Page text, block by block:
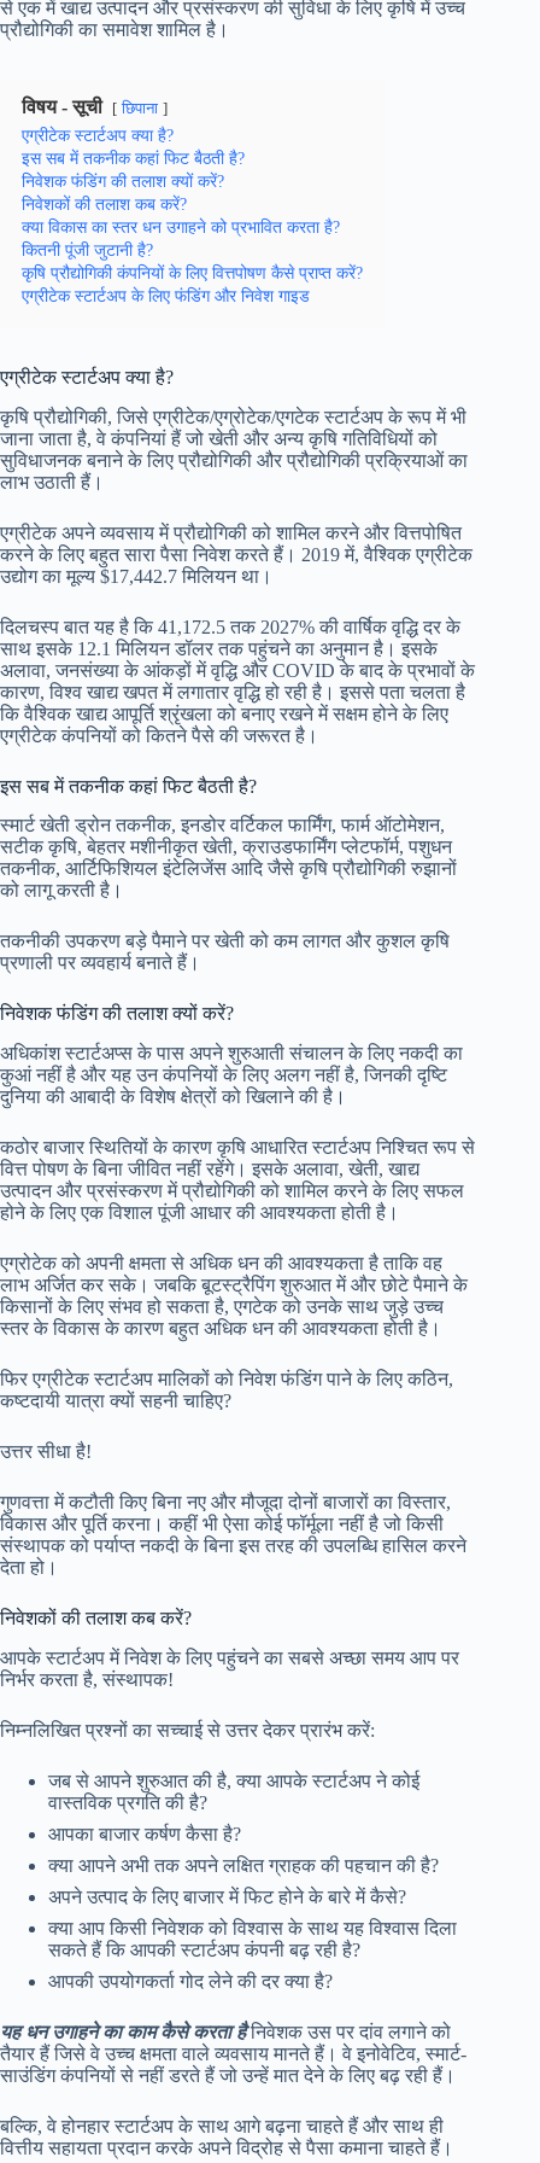
से एक में खाद्य उत्पादन और प्रसंस्करण की सुविधा के लिए कृषि में उच्च
प्रौद्योगिकी का समावेश शामिल है।
विषय - सूची छिपाना
एग्रीटेक स्टार्टअप क्या है?
इस सब में तकनीक कहां फिट बैठती है?
निवेशक फंडिंग की तलाश क्यों करें?
निवेशकों की तलाश कब करें?
क्या विकास का स्तर धन उगाहने को प्रभावित करता है?
कितनी पूंजी जुटानी है?
कृषि प्रौद्योगिकी कंपनियों के लिए वित्तपोषण कैसे प्राप्त करें?
एग्रीटेक स्टार्टअप के लिए फंडिंग और निवेश गाइड
एग्रीटेक स्टार्टअप क्या है?
कृषि प्रौद्योगिकी, जिसे एग्रीटेक/एग्रोटेक/एगटेक स्टार्टअप के रूप में भी
जाना जाता है, वे कंपनियां हैं जो खेती और अन्य कृषि गतिविधियों को
सुविधाजनक बनाने के लिए प्रौद्योगिकी और प्रौद्योगिकी प्रक्रियाओं का
लाभ उठाती हैं।
एग्रीटेक अपने व्यवसाय में प्रौद्योगिकी को शामिल करने और वित्तपोषित
करने के लिए बहुत सारा पैसा निवेश करते हैं। 2019 में, वैश्विक एग्रीटेक
उद्योग का मूल्य $17,442.7 मिलियन था।
दिलचस्प बात यह है कि 41,172.5 तक 2027% की वार्षिक वृद्धि दर के
साथ इसके 12.1 मिलियन डॉलर तक पहुंचने का अनुमान है। इसके
अलावा, जनसंख्या के आंकड़ों में वृद्धि और COVID के बाद के प्रभावों के
कारण, विश्व खाद्य खपत में लगातार वृद्धि हो रही है। इससे पता चलता है
कि वैश्विक खाद्य आपूर्ति श्रृंखला को बनाए रखने में सक्षम होने के लिए
एग्रीटेक कंपनियों को कितने पैसे की जरूरत है।
इस सब में तकनीक कहां फिट बैठती है?
स्मार्ट खेती ड्रोन तकनीक, इनडोर वर्टिकल फार्मिंग, फार्म ऑटोमेशन,
सटीक कृषि, बेहतर मशीनीकृत खेती, क्राउडफार्मिंग प्लेटफॉर्म, पशुधन
तकनीक, आर्टिफिशियल इंटेलिजेंस आदि जैसे कृषि प्रौद्योगिकी रुझानों
को लागू करती है।
तकनीकी उपकरण बड़े पैमाने पर खेती को कम लागत और कुशल कृषि
प्रणाली पर व्यवहार्य बनाते हैं।
निवेशक फंडिंग की तलाश क्यों करें?
अधिकांश स्टार्टअप्स के पास अपने शुरुआती संचालन के लिए नकदी का
कुआं नहीं है और यह उन कंपनियों के लिए अलग नहीं है, जिनकी दृष्टि
दुनिया की आबादी के विशेष क्षेत्रों को खिलाने की है।
कठोर बाजार स्थितियों के कारण कृषि आधारित स्टार्टअप निश्चित रूप से
वित्त पोषण के बिना जीवित नहीं रहेंगे। इसके अलावा, खेती, खाद्य
उत्पादन और प्रसंस्करण में प्रौद्योगिकी को शामिल करने के लिए सफल
होने के लिए एक विशाल पूंजी आधार की आवश्यकता होती है।
एग्रोटेक को अपनी क्षमता से अधिक धन की आवश्यकता है ताकि वह
लाभ अर्जित कर सके। जबकि बूटस्ट्रैपिंग शुरुआत में और छोटे पैमाने के
किसानों के लिए संभव हो सकता है, एगटेक को उनके साथ जुड़े उच्च
स्तर के विकास के कारण बहुत अधिक धन की आवश्यकता होती है।
फिर एग्रीटेक स्टार्टअप मालिकों को निवेश फंडिंग पाने के लिए कठिन,
कष्टदायी यात्रा क्यों सहनी चाहिए?
उत्तर सीधा है!
गुणवत्ता में कटौती किए बिना नए और मौजूदा दोनों बाजारों का विस्तार,
विकास और पूर्ति करना। कहीं भी ऐसा कोई फॉर्मूला नहीं है जो किसी
संस्थापक को पर्याप्त नकदी के बिना इस तरह की उपलब्धि हासिल करने
देता हो।
निवेशकों की तलाश कब करें?
आपके स्टार्टअप में निवेश के लिए पहुंचने का सबसे अच्छा समय आप पर
निर्भर करता है, संस्थापक!
निम्नलिखित प्रश्नों का सच्चाई से उत्तर देकर प्रारंभ करें:
जब से आपने शुरुआत की है, क्या आपके स्टार्टअप ने कोई
वास्तविक प्रगति की है?
आपका बाजार कर्षण कैसा है?
क्या आपने अभी तक अपने लक्षित ग्राहक की पहचान की है?
अपने उत्पाद के लिए बाजार में फिट होने के बारे में कैसे?
क्या आप किसी निवेशक को विश्वास के साथ यह विश्वास दिला
सकते हैं कि आपकी स्टार्टअप कंपनी बढ़ रही है?
आपकी उपयोगकर्ता गोद लेने की दर क्या है?
यह धन उगाहने का काम कैसे करता हैनिवेशक उस पर दांव लगाने को
तैयार हैं जिसे वे उच्च क्षमता वाले व्यवसाय मानते हैं। वे इनोवेटिव, स्मार्ट-
साउंडिंग कंपनियों से नहीं डरते हैं जो उन्हें मात देने के लिए बढ़ रही हैं।
बल्कि, वे होनहार स्टार्टअप के साथ आगे बढ़ना चाहते हैं और साथ ही
वित्तीय सहायता प्रदान करके अपने विद्रोह से पैसा कमाना चाहते हैं।